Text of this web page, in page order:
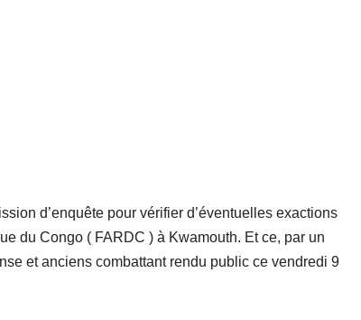
d’enquête pour vérifier d’éventuelles exactions
du Congo ( FARDC ) à Kwamouth. Et ce, par un
et anciens combattant rendu public ce vendredi 9